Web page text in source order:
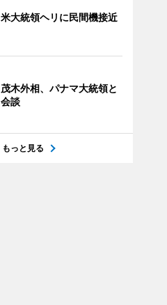
米大統領ヘリに民間機接近
茂木外相、パナマ大統領と
会談
もっと見る